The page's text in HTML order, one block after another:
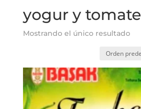
yogur y tomate
Mostrando el único resultado